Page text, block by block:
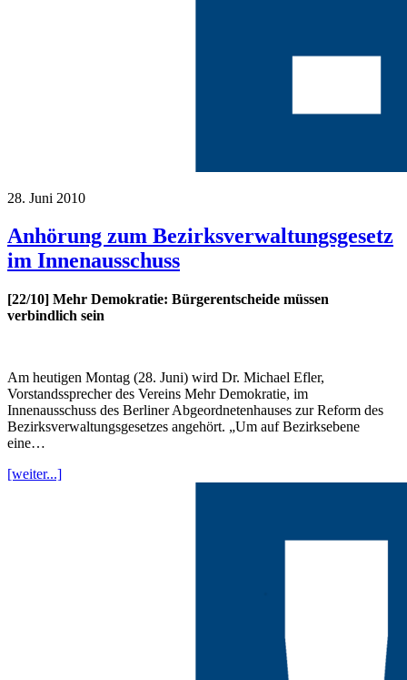
28. Juni 2010
Anhörung zum Bezirksverwaltungsgesetz
im Innenausschuss
[22/10] Mehr Demokratie: Bürgerentscheide müssen
verbindlich sein
Am heutigen Montag (28. Juni) wird Dr. Michael Efler,
Vorstandssprecher des Vereins Mehr Demokratie, im
Innenausschuss des Berliner Abgeordnetenhauses zur Reform des
Bezirksverwaltungsgesetzes angehört. „Um auf Bezirksebene
eine…
[weiter...]